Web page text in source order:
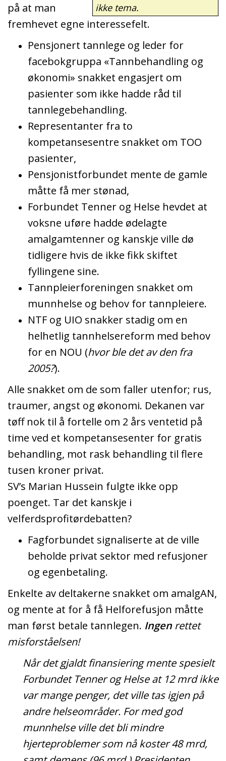
ikke tema.
på at man
fremhevet egne interessefelt.
Pensjonert tannlege og leder for
facebokgruppa «Tannbehandling og
økonomi» snakket engasjert om
pasienter som ikke hadde råd til
tannlegebehandling.
Representanter fra to
kompetansesentre snakket om TOO
pasienter,
Pensjonistforbundet mente de gamle
måtte få mer stønad,
Forbundet Tenner og Helse hevdet at
voksne uføre hadde ødelagte
amalgamtenner og kanskje ville dø
tidligere hvis de ikke fikk skiftet
fyllingene sine.
Tannpleierforeningen snakket om
munnhelse og behov for tannpleiere.
NTF og UIO snakker stadig om en
helhetlig tannhelsereform med behov
for en NOU (hvor ble det av den fra
2005?).
Alle snakket om de som faller utenfor; rus,
traumer, angst og økonomi. Dekanen var
tøff nok til å fortelle om 2 års ventetid på
time ved et kompetansesenter for gratis
behandling, mot rask behandling til flere
tusen kroner privat.
SV’s Marian Hussein fulgte ikke opp
poenget. Tar det kanskje i
velferdsprofitørdebatten?
Fagforbundet signaliserte at de ville
beholde privat sektor med refusjoner
og egenbetaling.
Enkelte av deltakerne snakket om amalgAN,
og mente at for å få Helforefusjon måtte
man først betale tannlegen. Ingen rettet
misforståelsen!
Når det gjaldt finansiering mente spesielt
Forbundet Tenner og Helse at 12 mrd ikke
var mange penger, det ville tas igjen på
andre helseområder. For med god
munnhelse ville det bli mindre
hjerteproblemer som nå koster 48 mrd,